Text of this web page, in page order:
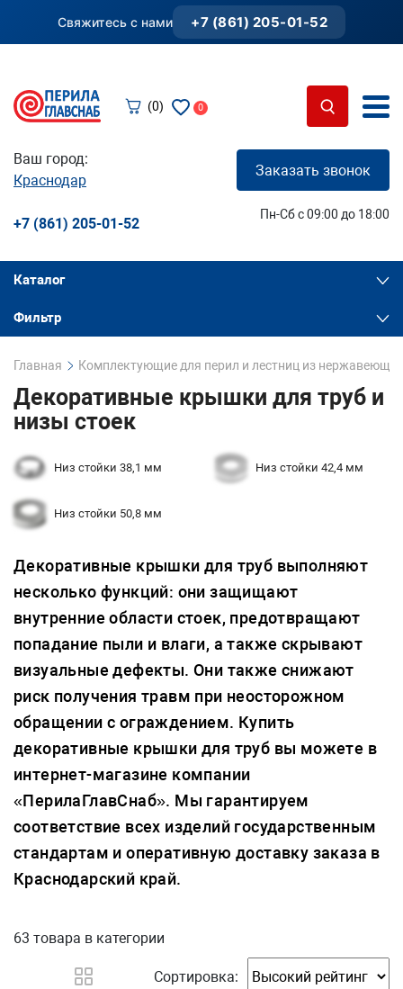
Свяжитесь с нами +7 (861) 205-01-52
(0) 0
Ваш город:
Краснодар
Заказать звонок
+7 (861) 205-01-52
Пн-Сб с 09:00 до 18:00
Каталог
Фильтр
Главная Комплектующие для перил и лестниц из
Декоративные крышки для труб и
низы стоек
Низ стойки 38,1 мм Низ стойки 42,4 мм
Низ стойки 50,8 мм
Декоративные крышки для труб выполняют
несколько функций: они защищают
внутренние области стоек, предотвращают
попадание пыли и влаги, а также скрывают
визуальные дефекты. Они также снижают
риск получения травм при неосторожном
обращении с ограждением. Купить
декоративные крышки для труб вы можете в
интернет-магазине компании
«ПерилаГлавСнаб». Мы гарантируем
соответствие всех изделий государственным
стандартам и оперативную доставку заказа в
Краснодарский край.
63 товара в категории
Сортировка: